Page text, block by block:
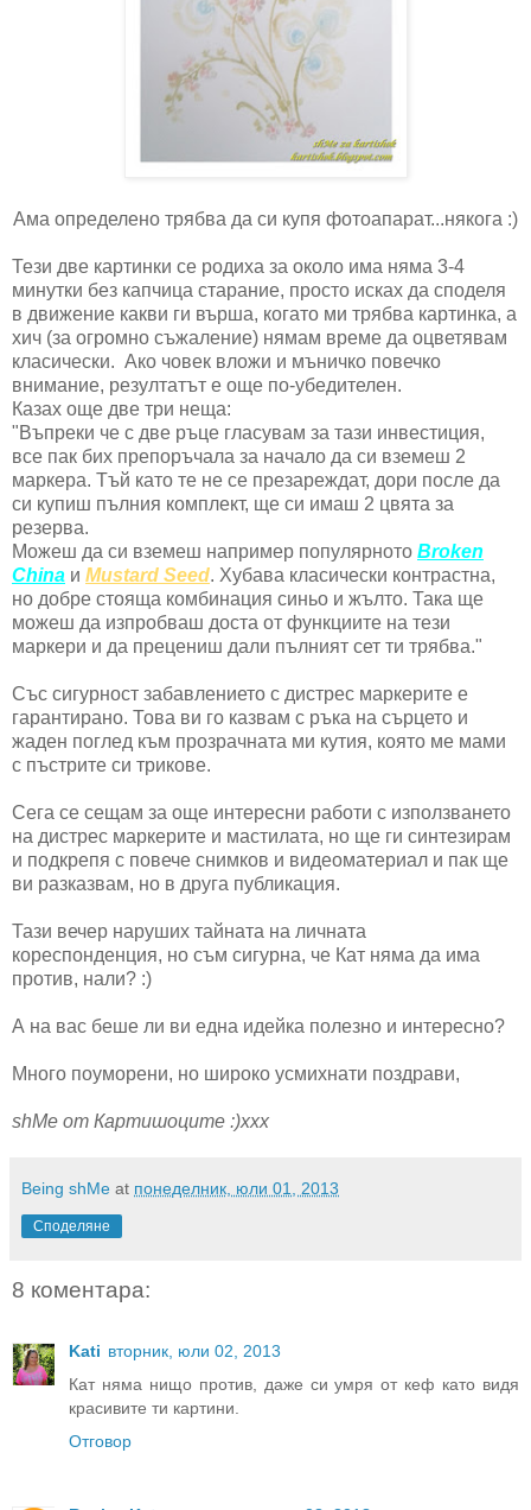
Ама определено трябва да си купя фотоапарат...някога :)
Тези две картинки се родиха за около има няма 3-4
минутки без капчица старание, просто исках да споделя
в движение какви ги върша, когато ми трябва картинка, а
хич (за огромно съжаление) нямам време да оцветявам
класически. Ако човек вложи и мъничко повечко
внимание, резултатът е още по-убедителен.
Казах още две три неща:
"Въпреки че с две ръце гласувам за тази инвестиция,
все пак бих препоръчала за начало да си вземеш 2
маркера. Тъй като те не се презареждат, дори после да
си купиш пълния комплект, ще си имаш 2 цвята за
резерва.
Можеш да си вземеш например популярното Broken
China и Mustard Seed. Хубава класически контрастна,
но добре стояща комбинация синьо и жълто. Така ще
можеш да изпробваш доста от функциите на тези
маркери и да прецениш дали пълният сет ти трябва."
Със сигурност забавлението с дистрес маркерите е
гарантирано. Това ви го казвам с ръка на сърцето и
жаден поглед към прозрачната ми кутия, която ме мами
с пъстрите си трикове.
Сега се сещам за още интересни работи с използването
на дистрес маркерите и мастилата, но ще ги синтезирам
и подкрепя с повече снимков и видеоматериал и пак ще
ви разказвам, но в друга публикация.
Тази вечер наруших тайната на личната
кореспонденция, но съм сигурна, че Кат няма да има
против, нали? :)
А на вас беше ли ви една идейка полезно и интересно?
Много поуморени, но широко усмихнати поздрави,
shMe от Картишоците :)ххх
Being shMe at понеделник, юли 01, 2013
Споделяне
8 коментара:
Kati вторник, юли 02, 2013
Кат няма нищо против, даже си умря от кеф като видя
красивите ти картини.
Отговор